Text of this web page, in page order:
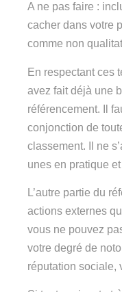
A ne pas faire :
cacher dans votre
comme non
En respectant ces
avez fait déjà une
référencement. Il
conjonction de
classement. Il ne
unes en pratique
L’autre partie du
actions externes
vous ne pouvez
votre degré de
réputation sociale,